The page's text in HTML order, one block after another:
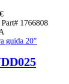
1766808